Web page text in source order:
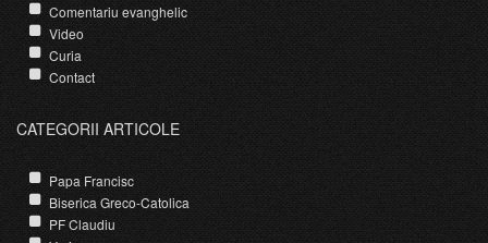
Comentariu evanghelic
Video
Curia
Contact
CATEGORII ARTICOLE
Papa Francisc
Biserica Greco-Catolica
PF Claudiu